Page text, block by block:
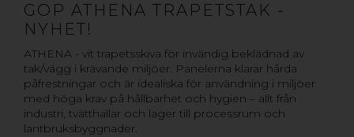
GOP ATHENA TRAPETSTAK -
NYHET!
ATHENA - vit trapetsskiva för invändig beklädnad av
tak/vägg i krävande miljöer. Panelerna klarar hårda
påfrestningar och är idealiska för användning i miljöer
med höga krav på hållbarhet och hygien – allt från
industri, tvätthallar och lager till processrum och
lantbruksbyggnader.